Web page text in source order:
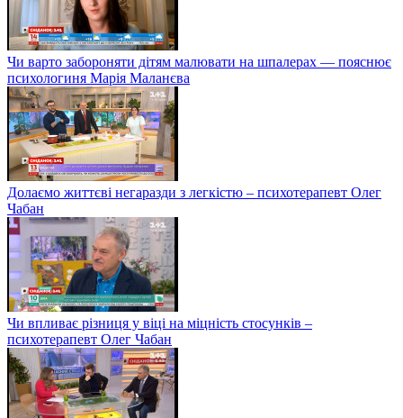
Чи варто забороняти дітям малювати на шпалерах — пояснює
психологиня Марія Маланєва
Долаємо життєві негаразди з легкістю – психотерапевт Олег
Чабан
Чи впливає різниця у віці на міцність стосунків –
психотерапевт Олег Чабан